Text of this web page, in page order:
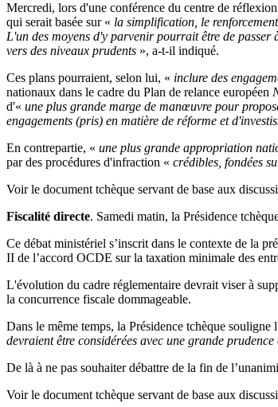
Mercredi, lors d'une conférence du centre de réflexion
qui serait basée sur « la simplification, le
L'un des moyens d'y parvenir pourrait être de passer
vers des niveaux prudents », a-t-il indiqué.
Ces plans pourraient, selon lui, « inclure des
nationaux dans le cadre du Plan de relance européen
d'« une plus grande marge de manœuvre pour
engagements (pris) en matière de réforme et
En contrepartie, « une plus grande appropriation
par des procédures d'infraction « crédibles, fondées
Voir le document tchèque servant de base aux
Fiscalité directe. Samedi matin, la Présidence
Ce débat ministériel s’inscrit dans le contexte de la
II de l’accord OCDE sur la taxation minimale des
L'évolution du cadre réglementaire devrait viser à
la concurrence fiscale dommageable.
Dans le même temps, la Présidence tchèque
devraient être considérées avec une grande
De là à ne pas souhaiter débattre de la fin de
Voir le document tchèque servant de base aux